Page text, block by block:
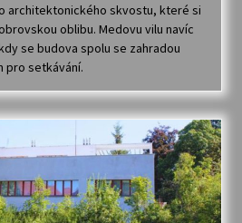
architektonického skvostu, které si
oblibu. Medovu vilu navíc
se budova spolu se zahradou
pro setkávání.